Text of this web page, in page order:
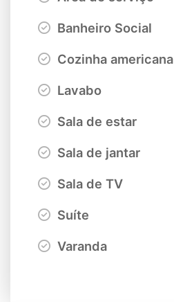
Banheiro Social
Cozinha americana
Lavabo
Sala de estar
Sala de jantar
Sala de TV
Suíte
Varanda